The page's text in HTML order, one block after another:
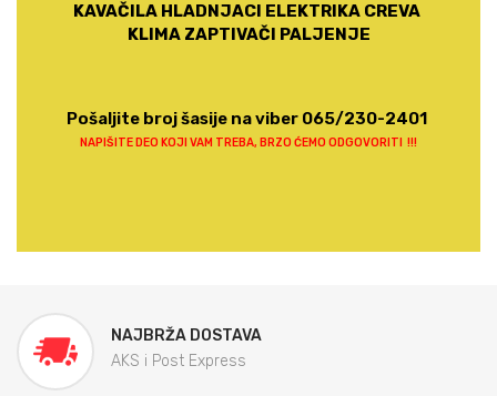
KAVAČILA HLADNJACI ELEKTRIKA CREVA
KLIMA ZAPTIVAČI PALJENJE
Pošaljite broj šasije na viber 065/230-2401
NAPIŠITE DEO KOJI VAM TREBA, BRZO ĆEMO ODGOVORITI !!!
NAJBRŽA DOSTAVA
AKS i Post Express